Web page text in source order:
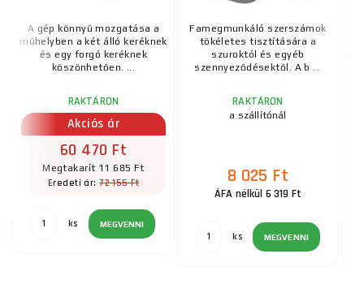
A gép könnyű mozgatása a
műhelyben a két álló keréknek
és egy forgó keréknek
köszönhetően. ...
RAKTÁRON
Akciós ár
60 470 Ft
Megtakarít 11 685 Ft
Eredeti ár:72 155 Ft
ks MEGVENNI
Famegmunkáló szerszámok
tökéletes tisztítására a
szuroktól és egyéb
szennyeződésektől. A b ...
RAKTÁRON
a szállítónál
8 025 Ft
ÁFA nélkül 6 319 Ft
ks MEGVENNI